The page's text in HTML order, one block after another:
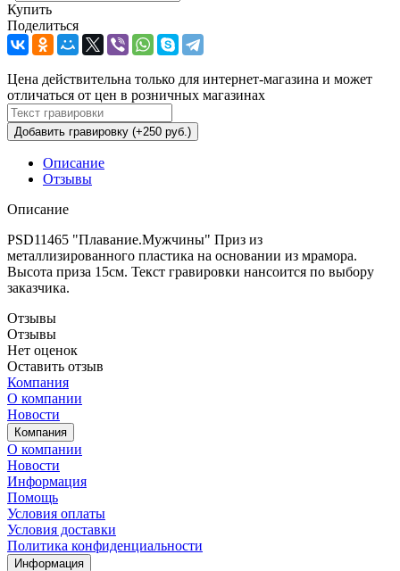
Купить
Поделиться
Цена действительна только для интернет-магазина и может
отличаться от цен в розничных магазинах
Добавить гравировку (+250 руб.)
Описание
Отзывы
Описание
PSD11465 "Плавание.Мужчины" Приз из
металлизированного пластика на основании из мрамора.
Высота приза 15см. Текст гравировки нансоится по выбору
заказчика.
Отзывы
Отзывы
Нет оценок
Оставить отзыв
Компания
О компании
Новости
Компания
О компании
Новости
Информация
Помощь
Условия оплаты
Условия доставки
Политика конфиденциальности
Информация